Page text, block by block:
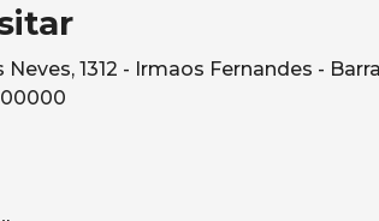
1312 - Irmaos Fernandes -